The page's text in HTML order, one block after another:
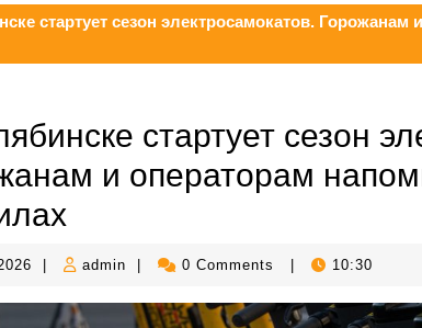
стартует сезон электросамокатов.
стартует сезон
и операторам
22.03.2026
admin admin 0 Comments 10:30